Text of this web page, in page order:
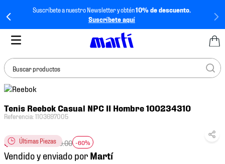
Suscríbete a nuestro Newsletter y obtén10% de descuento.
Suscríbete aquí
Buscar productos
Tenis Reebok Casual NPC II Hombre 100234310
Referencia:1103697005
Últimas Piezas
$679.60$1699.00 -60%
Vendido y enviado por
BUSCADOS
2.
tenis hombre
3.
tenis